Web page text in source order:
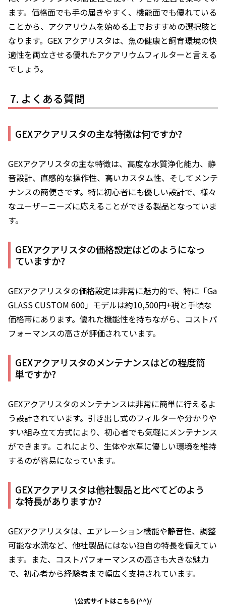
ます。価格面でも手の届きやすく、機能面でも優れている
ことから、アクアリウムを始める上でおすすめの選択肢と
なります。GEX アクアリスタは、魚の健康と飼育環境の快
適性を両立させる優れたアクアリウムフィルターと言える
でしょう。
よくある質問
GEXアクアリスタの主な特徴は何ですか?
GEXアクアリスタの主な特徴は、高度な水質浄化能力、静
音設計、直感的な操作性、高いカスタム性、そしてメンテ
ナンスの簡便さです。特に初心者にも優しい設計で、様々
なユーザーニーズに応えることができる製品となっていま
す。
GEXアクアリスタの価格設定はどのようになっ
ていますか?
GEXアクアリスタの価格設定は非常に魅力的で、特に「Ga
GLASS CUSTOM 600」モデルは約10,500円+税と手頃な
価格帯にあります。優れた機能性を持ちながら、コストパ
フォーマンスの高さが評価されています。
GEXアクアリスタのメンテナンスはどの程度簡
単ですか?
GEXアクアリスタのメンテナンスは非常に簡単に行えるよ
う設計されています。引き出し式のフィルターや分かりや
すい組み立て方式により、初心者でも気軽にメンテナンス
ができます。これにより、生体や水草に優しい環境を維持
するのが容易になっています。
GEXアクアリスタは他社製品と比べてどのよう
な特長がありますか?
GEXアクアリスタは、エアレーション機能や静音性、調整
可能な水流など、他社製品にはない独自の特長を備えてい
ます。また、コストパフォーマンスの高さも大きな魅力
で、初心者から経験者まで幅広く支持されています。
\公式サイトはこちら(^^)/